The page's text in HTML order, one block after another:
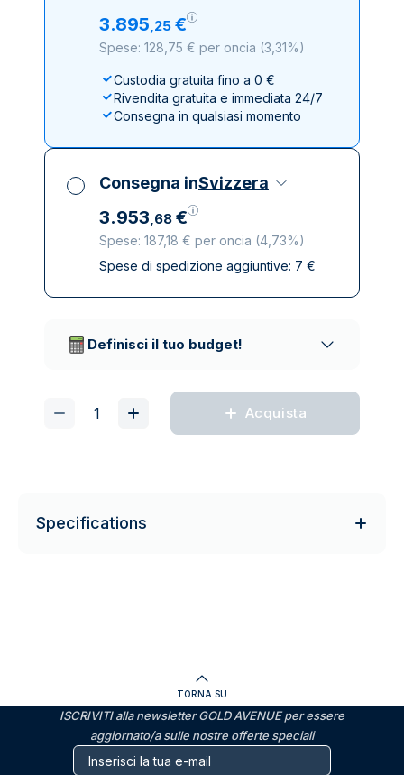
3.895,25 €
Spese: 128,75 € per oncia (3,31%)
Custodia gratuita fino a 0 €
Rivendita gratuita e immediata 24/7
Consegna in qualsiasi momento
Consegna inSvizzera
3.953,68 €
Spese: 187,18 € per oncia (4,73%)
Tutte le tasse incluse
Spese di spedizione aggiuntive: 7 €
Definisci il tuo budget!
Acquista
Specifications
TORNA SU
ISCRIVITI alla newsletter GOLD AVENUE per essere
aggiornato/a sulle nostre offerte speciali